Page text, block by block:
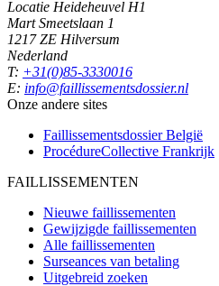
Locatie Heideheuvel H1
Mart Smeetslaan 1
1217 ZE Hilversum
Nederland
T: +31(0)85-3330016
E: info@faillissementsdossier.nl
Onze andere sites
Faillissementsdossier België
ProcédureCollective Frankrijk
FAILLISSEMENTEN
Nieuwe faillissementen
Gewijzigde faillissementen
Alle faillissementen
Surseances van betaling
Uitgebreid zoeken